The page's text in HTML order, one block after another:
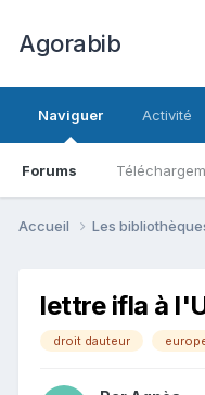
Agorabib
Naviguer
Forums
Activité
Accueil Les
lettre ifla à
droit dauteur